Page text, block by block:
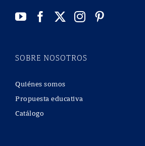
SOBRE NOSOTROS
Quiénes somos
Propuesta educativa
Catálogo